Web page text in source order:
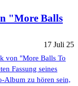
"More Balls
17 Juli 25
von "More Balls To
Fassung seines
Album zu hören sein,